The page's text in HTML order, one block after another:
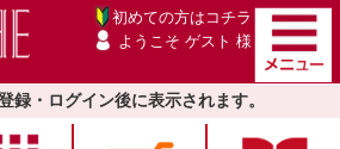
初めての方は コチラ
ようこそ ゲスト 様
録・ログイン後に表示されます。